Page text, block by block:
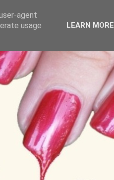
agent
usage
LEARN MORE